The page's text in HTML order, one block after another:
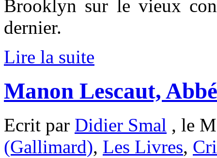
Brooklyn sur le vieux
dernier.
Lire la suite
Manon Lescaut,
Ecrit par Didier Smal , le
(Gallimard), Les Livres,